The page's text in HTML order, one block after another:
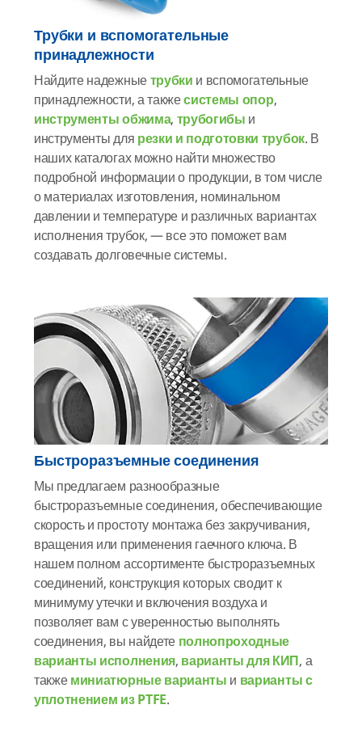
Трубки и вспомогательные
принадлежности
Найдите надежныетрубки и вспомогательные
принадлежности, а такжесистемы опор,
инструменты обжима, трубогибы и
инструменты для резки и подготовки трубок. В
наших каталогах можно найти множество
подробной информации о продукции, в том числе
о материалах изготовления, номинальном
давлении и температуре и различных вариантах
исполнения трубок, — все это поможет вам
создавать долговечные системы.
Быстроразъемные соединения
Мы предлагаем разнообразные
быстроразъемные соединения, обеспечивающие
скорость и простоту монтажа без закручивания,
вращения или применения гаечного ключа. В
нашем полном ассортименте быстроразъемных
соединений, конструкция которых сводит к
минимуму утечки и включения воздуха и
позволяет вам с уверенностью выполнять
соединения, вы найдете полнопроходные
варианты исполнения, варианты для КИП, а
такжеминиатюрные варианты и варианты с
уплотнением из PTFE.